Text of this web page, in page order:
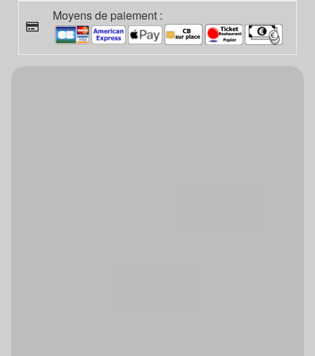
Moyens de paiement :